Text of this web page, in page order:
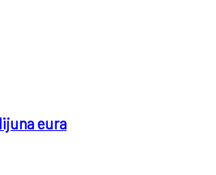
eura